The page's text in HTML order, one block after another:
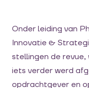
Onder leiding van
Innovatie &
stellingen de
iets verder werd
opdrachtgever en